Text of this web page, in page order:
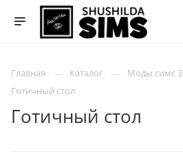
Главная Каталог Моды симс 3
Готичный стол
Готичный стол